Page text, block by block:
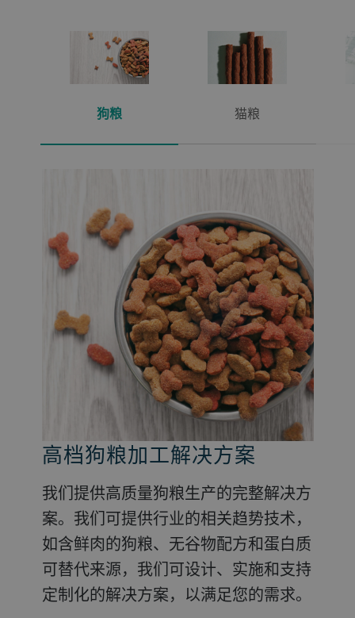
狗粮 猫粮
高档狗粮加工解决方案
我们提供高质量狗粮生产的完整解决方
案。我们可提供行业的相关趋势技术，
如含鲜肉的狗粮、无谷物配方和蛋白质
可替代来源，我们可设计、实施和支持
定制化的解决方案，以满足您的需求。
高档猫粮加工解决方案
我们提供完整的定制化解决方案和行业
相关趋势技术，如含鲜肉的猫粮、无谷
物配方和替代蛋白质来源。我们也可提
供其他多种解决方案，如罐头产品中的
湿法组织蛋白。
观赏鱼食的加工解决方案
观赏鱼需要各种颗粒状鱼食，从浮性饲
料到沉性的鲶鱼料（下沉速度很快）。
我们的双螺杆膨化技术提供您所需要的
灵活性，可最大限度地减少交叉污染，
实现高生产率。